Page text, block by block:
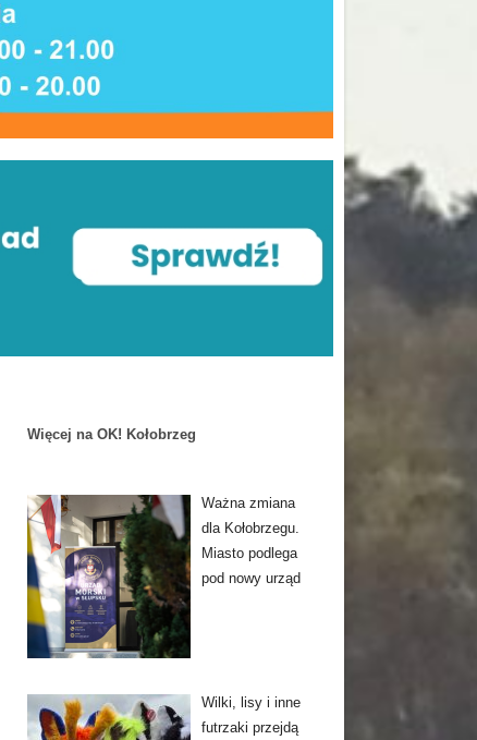
Więcej na OK! Kołobrzeg
Ważna zmiana
dla Kołobrzegu.
Miasto podlega
pod nowy urząd
Wilki, lisy i inne
futrzaki przejdą